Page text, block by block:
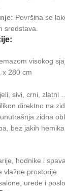
Površina se
sredstava.
visokog
x 280 cm
sivi, crni, zlatni
direktno na zid
zidna
bez jakih
hodnike i
vlažne prostorije
urede i